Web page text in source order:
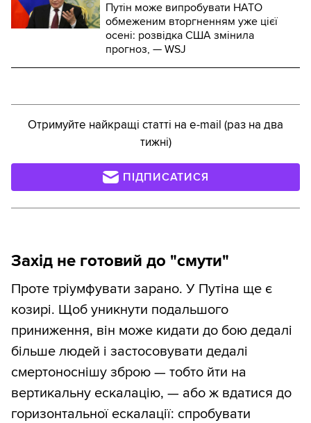
Путін може випробувати НАТО
обмеженим вторгненням уже цієї
осені: розвідка США змінила
прогноз, — WSJ
Отримуйте найкращі статті на e-mail (раз на два
тижні)
ПІДПИСАТИСЯ
Захід не готовий до "смути"
Проте тріумфувати зарано. У Путіна ще є
козирі. Щоб уникнути подальшого
приниження, він може кидати до бою дедалі
більше людей і застосовувати дедалі
смертоноснішу зброю — тобто йти на
вертикальну ескалацію, — або ж вдатися до
горизонтальної ескалації: спробувати